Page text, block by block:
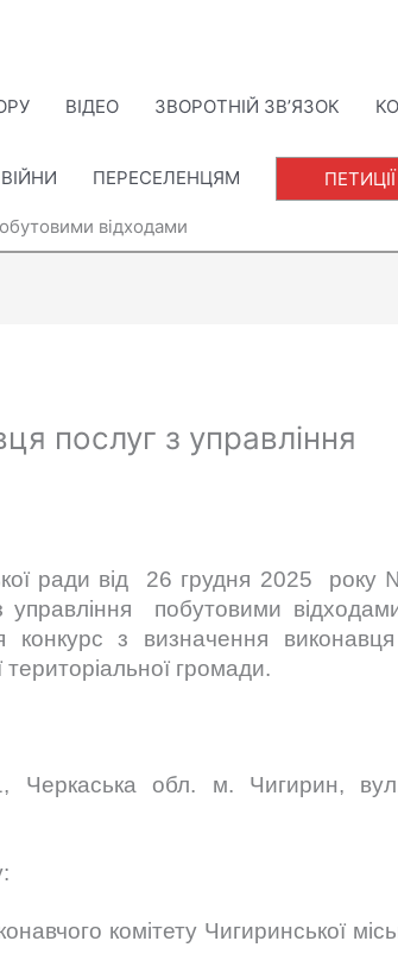
ВІДЕО ЗВОРОТНІЙ ЗВ’ЯЗОК
ПЕРЕСЕЛЕНЦЯМ ПЕТИЦІЇ
відходами
послуг з управління
ради від 26 грудня 2025
управління побутовими
конкурс з визначення
громади.
обл. м. Чигирин,
комітету Чигиринської